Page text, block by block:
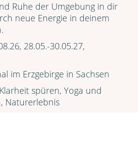
Ruhe der Umgebung in dir
neue Energie in deinem
28.05.-30.05.27,
im Erzgebirge in Sachsen
spüren, Yoga und
Naturerlebnis